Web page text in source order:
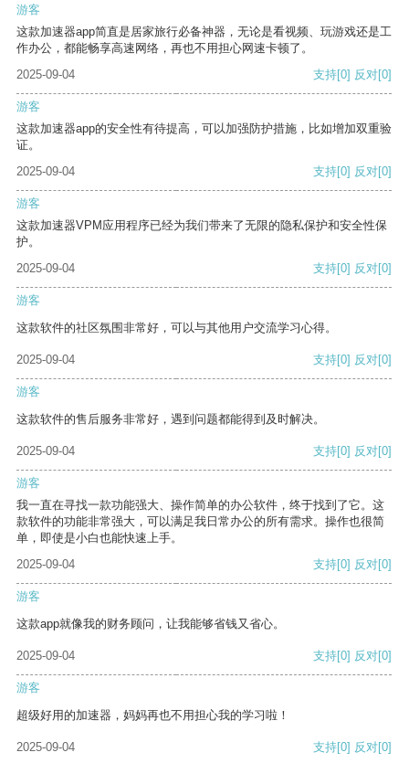
游客
这款加速器app简直是居家旅行必备神器，无论是看视频、玩游戏还是工
作办公，都能畅享高速网络，再也不用担心网速卡顿了。
2025-09-04
支持[0] 反对[0]
游客
这款加速器app的安全性有待提高，可以加强防护措施，比如增加双重验
证。
2025-09-04
支持[0] 反对[0]
游客
这款加速器VPM应用程序已经为我们带来了无限的隐私保护和安全性保
护。
2025-09-04
支持[0] 反对[0]
游客
这款软件的社区氛围非常好，可以与其他用户交流学习心得。
2025-09-04 支持[0] 反对[0]
游客
这款软件的售后服务非常好，遇到问题都能得到及时解决。
2025-09-04 支持[0] 反对[0]
游客
我一直在寻找一款功能强大、操作简单的办公软件，终于找到了它。这
款软件的功能非常强大，可以满足我日常办公的所有需求。操作也很简
单，即使是小白也能快速上手。
2025-09-04
支持[0] 反对[0]
游客
这款app就像我的财务顾问，让我能够省钱又省心。
2025-09-04 支持[0] 反对[0]
游客
超级好用的加速器，妈妈再也不用担心我的学习啦！
2025-09-04 支持[0] 反对[0]